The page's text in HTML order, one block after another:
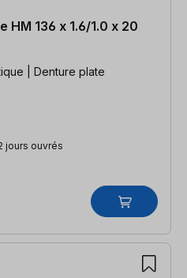
136 x 1.6/1.0 x 20
| Denture plate
jours ouvrés